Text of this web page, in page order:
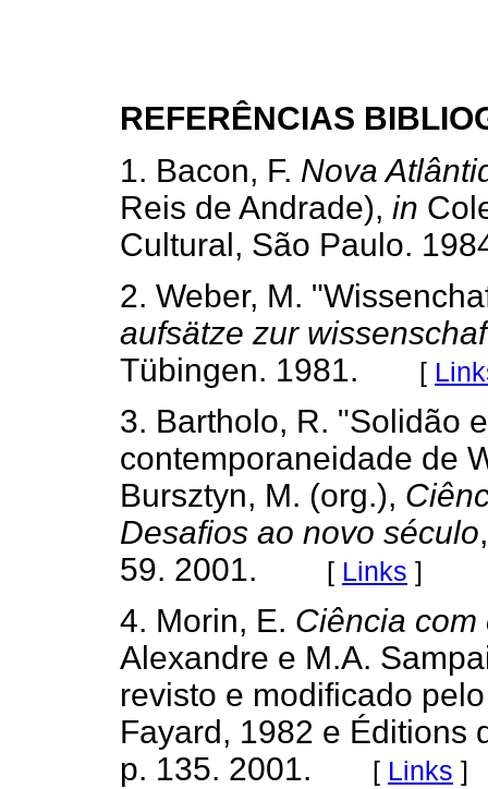
REFERÊNCIAS
1. Bacon, F. Nova
Reis de Andrade), in
Cultural, São Paulo.
2. Weber, M.
aufsätze zur
Tübingen. 1981. [
3. Bartholo, R. "Solidão
contemporaneidade de
Bursztyn, M. (org.),
Desafios ao novo século
59. 2001.
[ Links ]
4. Morin, E. Ciência
Alexandre e M.A.
revisto e modificado
Fayard, 1982 e Éditions
p. 135. 2001. [ Links ]